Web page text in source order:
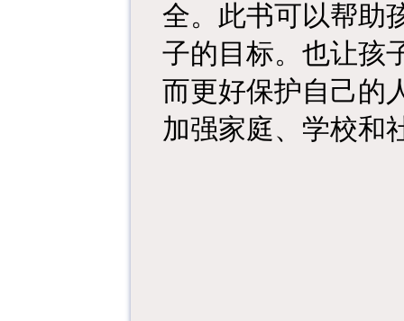
全。此书可以帮助
子的目标。也让孩
而更好保护自己的
加强家庭、学校和